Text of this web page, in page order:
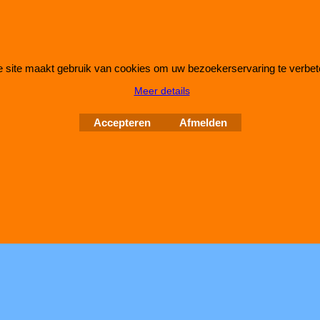
software.
site maakt gebruik van cookies om uw bezoekerservaring te
Meer details
Accepteren Afmelden